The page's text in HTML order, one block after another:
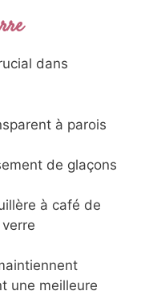
dans
à parois
de glaçons
à café de
une meilleure